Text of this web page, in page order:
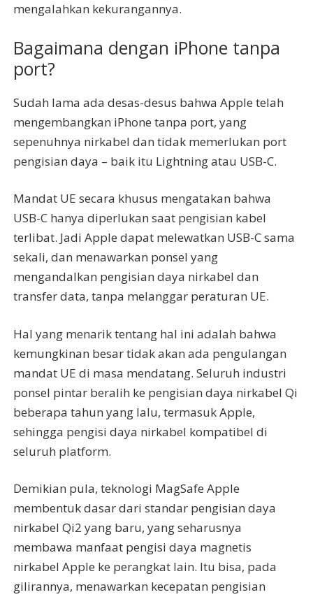
mengalahkan kekurangannya.
Bagaimana dengan iPhone tanpa
port?
Sudah lama ada desas-desus bahwa Apple telah
mengembangkan iPhone tanpa port, yang
sepenuhnya nirkabel dan tidak memerlukan port
pengisian daya – baik itu Lightning atau USB-C.
Mandat UE secara khusus mengatakan bahwa
USB-C hanya diperlukan saat pengisian kabel
terlibat. Jadi Apple dapat melewatkan USB-C sama
sekali, dan menawarkan ponsel yang
mengandalkan pengisian daya nirkabel dan
transfer data, tanpa melanggar peraturan UE.
Hal yang menarik tentang hal ini adalah bahwa
kemungkinan besar tidak akan ada pengulangan
mandat UE di masa mendatang. Seluruh industri
ponsel pintar beralih ke pengisian daya nirkabel Qi
beberapa tahun yang lalu, termasuk Apple,
sehingga pengisi daya nirkabel kompatibel di
seluruh platform.
Demikian pula, teknologi MagSafe Apple
membentuk dasar dari standar pengisian daya
nirkabel Qi2 yang baru, yang seharusnya
membawa manfaat pengisi daya magnetis
nirkabel Apple ke perangkat lain. Itu bisa, pada
gilirannya, menawarkan kecepatan pengisian